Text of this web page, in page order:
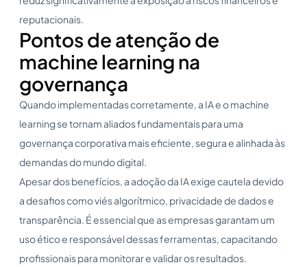
reputacionais.
Pontos de atenção de
machine learning na
governança
Quando implementadas corretamente, a IA e o machine
learning se tornam aliados fundamentais para uma
governança corporativa mais eficiente, segura e alinhada às
demandas do mundo digital.
Apesar dos benefícios, a adoção da IA exige cautela devido
a desafios como viés algorítmico, privacidade de dados e
transparência. É essencial que as empresas garantam um
uso ético e responsável dessas ferramentas, capacitando
profissionais para monitorar e validar os resultados.